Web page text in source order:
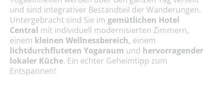
und sind integrativer Bestandteil der Wanderungen.
Untergebracht sind Sie im gemütlichen Hotel
Central mit individuell modernisierten Zimmern,
einem kleinen Wellnessbereich, einem
lichtdurchfluteten Yogaraum und hervorragender
lokaler Küche. Ein echter Geheimtipp zum
Entspannen!